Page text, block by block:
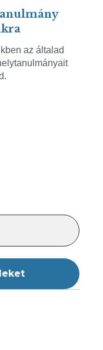
az általad